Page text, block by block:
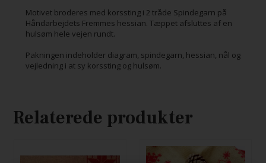
Motivet broderes med korssting i 2 tråde Spindegarn på
Håndarbejdets Fremmes hessian. Tæppet afsluttes af en
hulsøm hele vejen rundt.
Pakningen indeholder diagram, spindegarn, hessian, nål og
vejledning i at sy korssting og hulsøm.
Relaterede produkter